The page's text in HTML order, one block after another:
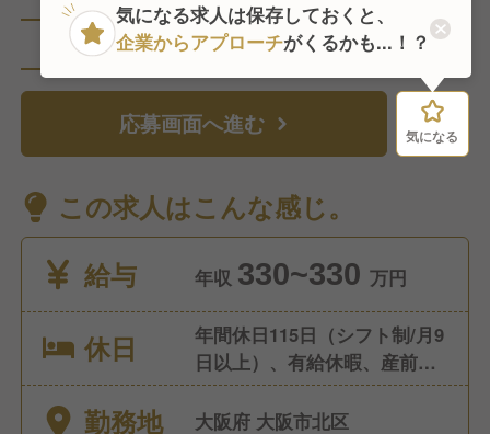
直近5人がこの求人を検討中
応募画面へ進む 気になる
この求人はこんな感じ。
給与
年収 330~330 万円
休日
年間休日115日（シフト制/月9
日以上）、有給休暇、産前・
産後休暇、育児休暇、介護休
暇、看護休暇、特別休暇
勤務地 大阪府 大阪市北区
気になる
気になる求人は保存しておくと、
企業からアプローチがくるかも...！？